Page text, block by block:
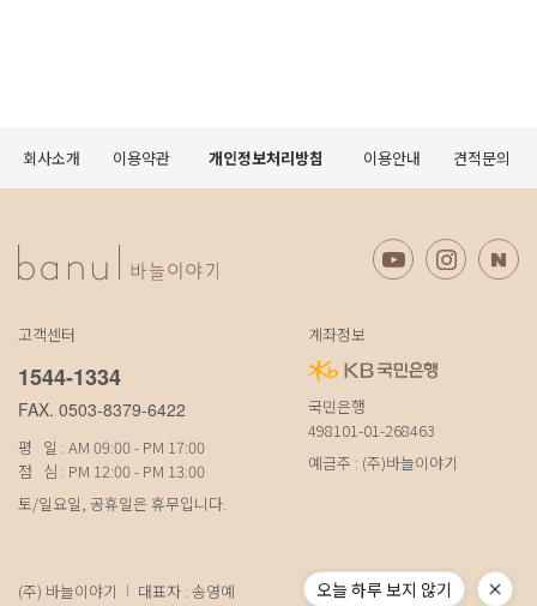
회사소개 이용약관 개인정보처리방침 이용안내 견적문의
고객센터
1544-1334
FAX. 0503-8379-6422
평 일 : AM 09:00 - PM 17:00
점 심 : PM 12:00 - PM 13:00
토/일요일, 공휴일은 휴무입니다.
계좌정보
국민은행
498101-01-268463
예금주 : (주)바늘이야기
(주) 바늘이야기
대표자 : 송영예
오늘 하루 보지 않기